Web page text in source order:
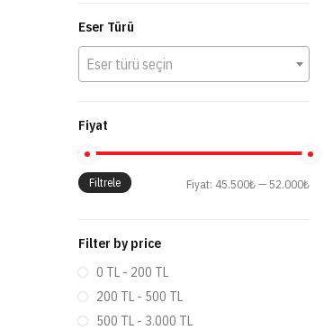
Eser Türü
Eser türü seçin
Fiyat
Filtrele Fiyat: 45.500₺—52.000₺
Filter by price
0 TL - 200 TL
200 TL - 500 TL
500 TL - 3.000 TL